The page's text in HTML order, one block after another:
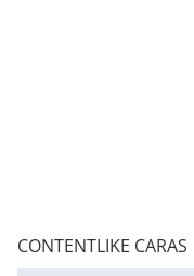
CONTENTLIKE CARAS